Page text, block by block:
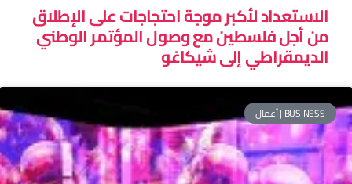
الاستعداد لأكبر موجة احتجاجات على الإطلاق
من أجل فلسطين مع وصول المؤتمر الوطني
الديمقراطي إلى شيكاغو
BUSINESS | أعمال